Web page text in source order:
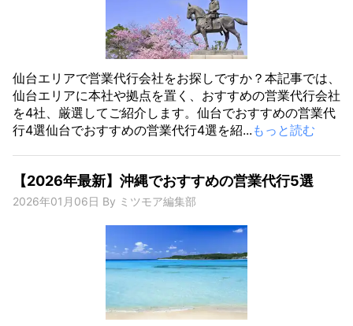
仙台エリアで営業代行会社をお探しですか？本記事では、
仙台エリアに本社や拠点を置く、おすすめの営業代行会社
を4社、厳選してご紹介します。仙台でおすすめの営業代
行4選仙台でおすすめの営業代行4選を紹... もっと読む
【2026年最新】沖縄でおすすめの営業代行5選
2026年01月06日 By ミツモア編集部